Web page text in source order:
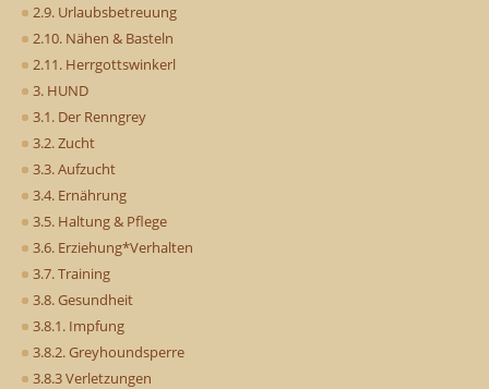
2.9. Urlaubsbetreuung
2.10. Nähen & Basteln
2.11. Herrgottswinkerl
3. HUND
3.1. Der Renngrey
3.2. Zucht
3.3. Aufzucht
3.4. Ernährung
3.5. Haltung & Pflege
3.6. Erziehung*Verhalten
3.7. Training
3.8. Gesundheit
3.8.1. Impfung
3.8.2. Greyhoundsperre
3.8.3 Verletzungen